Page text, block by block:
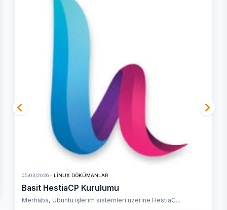
05/03/2026 - LINUX DÖKÜMANLAR
Basit HestiaCP Kurulumu
Merhaba, Ubuntu işlerim sistemleri üzerine HestiaC...